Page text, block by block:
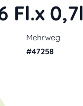
Fl.x 0,7l
Mehrweg
#47258